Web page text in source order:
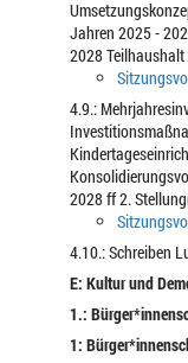
Jahren 2025 -
2028
4.9.:
2028 ff 2.
4.10.: Schreiben
E: Kultur und
1.:
1: